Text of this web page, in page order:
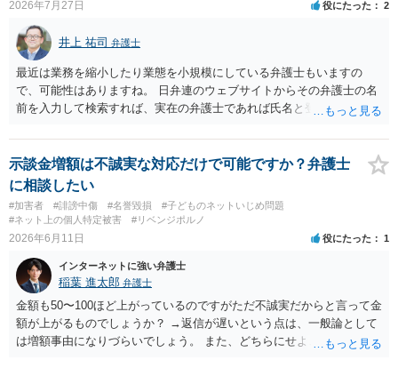
2026年7月27日 役にたった 2
井上 祐司 弁護士
最近は業務を縮小したり業態を小規模にしている弁護士もいますの
で、可能性はありますね。 日弁連のウェブサイトからその弁護士の名
前を入力して検索すれば、実在の弁護士であれば氏名と登録番号が表
良いでしょう。
示談金増額は不誠実な対応だけで可能ですか？弁護士
に相談したい
#加害者 #誹謗中傷 #名誉毀損
#子どものネットいじめ問題
#ネット上の個人特定被害
#リベンジポルノ
2026年6月11日 役にたった 1
インターネットに強い弁護士
稲葉 進太郎 弁護士
金額も50〜100ほど上がっているのですがただ不誠実だからと言って金
額が上がるものでしょうか？ →返信が遅いという点は、一般論として
は増額事由になりづらいでしょう。 また、どちらにせよこれ以上は平